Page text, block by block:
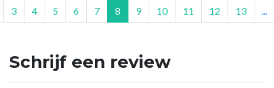
3 4 5 6 7 8 9 10 11 12 13
Schrijf een review